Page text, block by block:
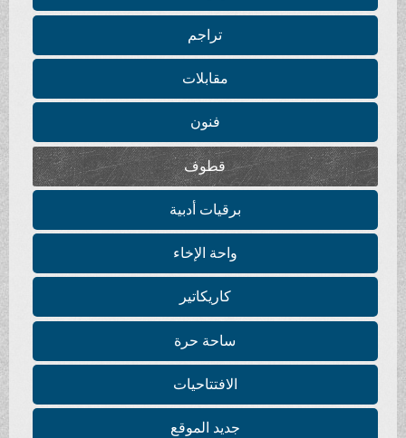
تراجم
مقابلات
فنون
قطوف
برقيات أدبية
واحة الإخاء
كاريكاتير
ساحة حرة
الافتتاحيات
جديد الموقع